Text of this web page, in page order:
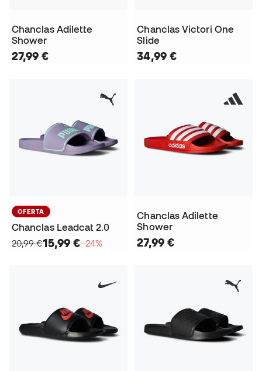
Chanclas Adilette
Shower
27,99 €
Chanclas Victori One
Slide
34,99 €
OFERTA
Chanclas Leadcat 2.0
20,99 €15,99 €−24%
Chanclas Adilette
Shower
27,99 €